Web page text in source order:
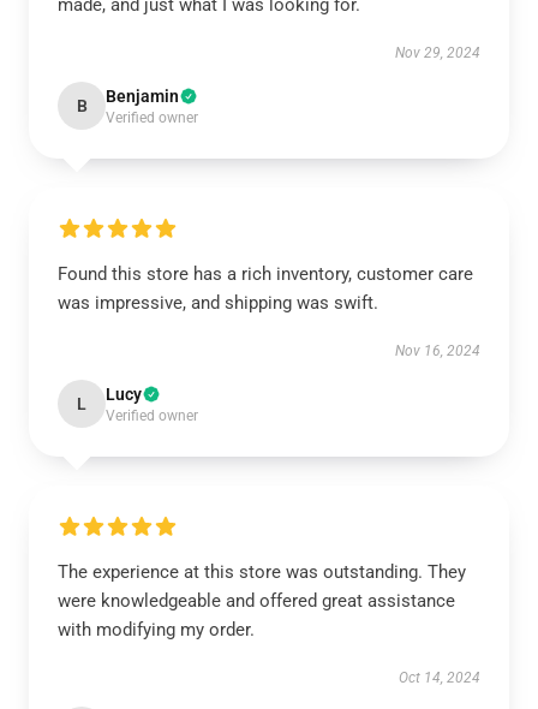
made, and just what I was looking for.
Nov 29, 2024
B Benjamin
Verified owner
Found this store has a rich inventory, customer care
was impressive, and shipping was swift.
Nov 16, 2024
L Lucy
Verified owner
The experience at this store was outstanding. They
were knowledgeable and offered great assistance
with modifying my order.
Oct 14, 2024